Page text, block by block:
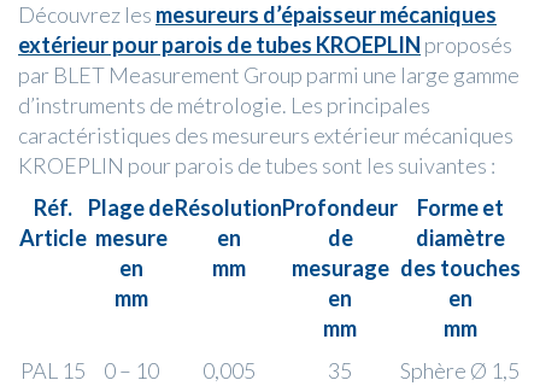
Découvrez les mesureurs d’épaisseur mécaniques
extérieur pour parois de tubes KROEPLIN proposés
par BLET Measurement Group parmi une large gamme
d’instruments de métrologie. Les principales
caractéristiques des mesureurs extérieur mécaniques
KROEPLIN pour parois de tubes sont les suivantes :
Réf.
Article
Plage de
mesure
en
mm
Résolution
en
mm
Profondeur
de
mesurage
en
mm
Forme et
diamètre
des touches
en
mm
PAL 15
0 – 10 0,005 35 Sphère Ø 1,5